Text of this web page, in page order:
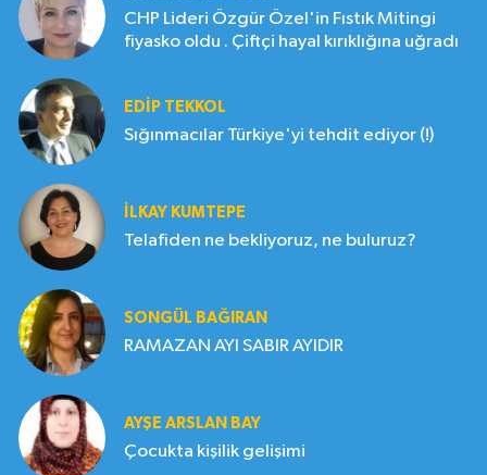
CHP Lideri Özgür Özel'in Fıstık Mitingi
fiyasko oldu . Çiftçi hayal kırıklığına uğradı
EDIP TEKKOL
Sığınmacılar Türkiye'yi tehdit ediyor (!)
İLKAY KUMTEPE
Telafiden ne bekliyoruz, ne buluruz?
SONGÜL BAĞIRAN
RAMAZAN AYI SABIR AYIDIR
AYŞE ARSLAN BAY
Çocukta kişilik gelişimi